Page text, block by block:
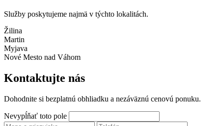
Služby poskytujeme najmä v týchto lokalitách.
Žilina
Martin
Myjava
Nové Mesto nad Váhom
Kontaktujte nás
Dohodnite si bezplatnú obhliadku a nezáväznú cenovú ponuku.
Nevypĺňať toto pole